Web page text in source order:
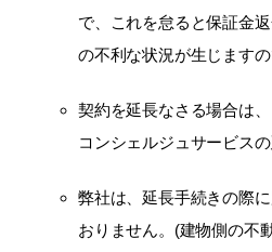
で、これを怠ると保証金
の不利な状況が生じますの
契約を延長なさる場合は
コンシェルジュサービス
弊社は、延長手続きの際
おりません。(建物側の不